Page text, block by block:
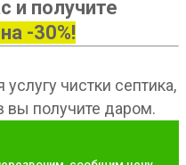
и получите
-30%!
чистки септика,
вы получите даром.